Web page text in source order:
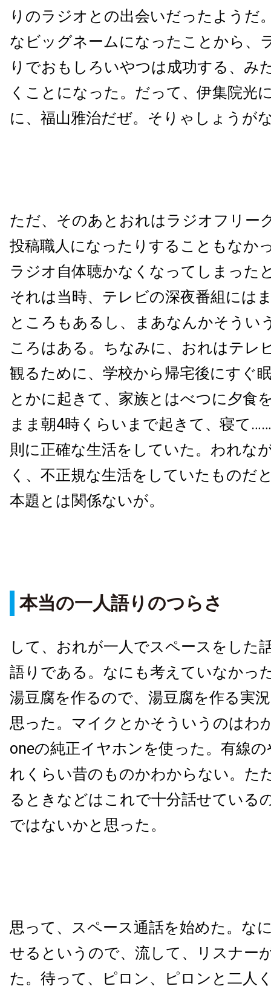
りのラジオとの出会いだったようだ
なビッグネームになったことから、
りでおもしろいやつは成功する、み
くことになった。だって、伊集院光
に、福山雅治だぜ。そりゃしょうが
ただ、そのあとおれはラジオフリー
投稿職人になったりすることもなか
ラジオ自体聴かなくなってしまった
それは当時、テレビの深夜番組には
ところもあるし、まあなんかそうい
ころはある。ちなみに、おれはテレ
観るために、学校から帰宅後にすぐ
とかに起きて、家族とはべつに夕食
まま朝4時くらいまで起きて、寝て
則に正確な生活をしていた。われな
く、不正規な生活をしていたものだ
本題とは関係ないが。
本当の一人語りのつらさ
して、おれが一人でスペースをした
語りである。なにも考えていなかっ
湯豆腐を作るので、湯豆腐を作る実
思った。マイクとかそういうのはわ
oneの純正イヤホンを使った。有線
れくらい昔のものかわからない。た
るときなどはこれで十分話せている
ではないかと思った。
思って、スペース通話を始めた。な
せるというので、流して、リスナー
た。待って、ピロン、ピロンと二人